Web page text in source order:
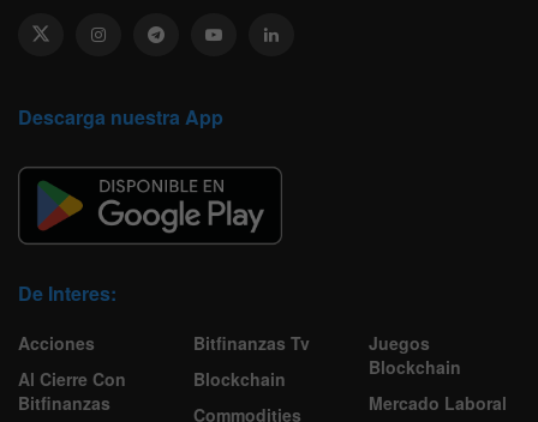
Descarga nuestra App
De Interes:
Acciones
Al Cierre Con
Bitfinanzas
Bitfinanzas Tv
Blockchain
Commodities
Juegos
Blockchain
Mercado Laboral